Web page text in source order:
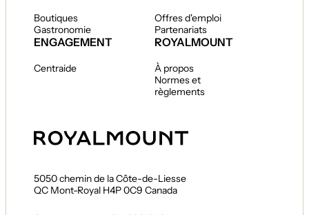
Boutiques
Gastronomie
Offres d'emploi
Partenariats
ENGAGEMENT
Centraide
ROYALMOUNT
À propos
Normes et
règlements
5050 chemin de la Côte-de-Liesse
QC Mont-Royal H4P 0C9 Canada